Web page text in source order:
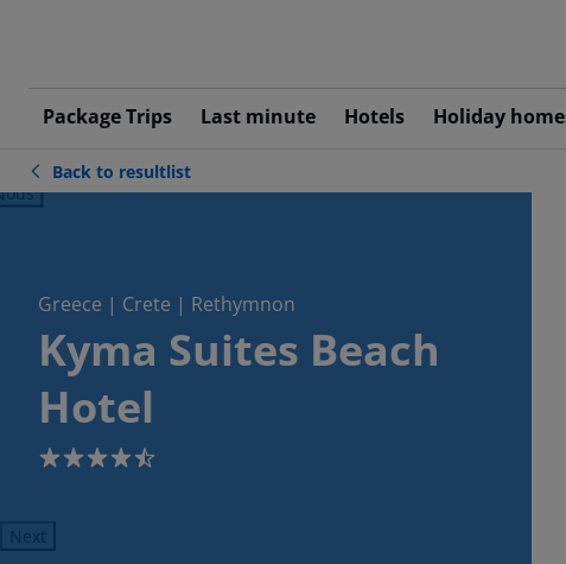
Package Trips Last minute Hotels Holiday
Back to resultlist
Greece | Crete | Rethymnon
Kyma Suites Beach
Hotel
4.5
Next